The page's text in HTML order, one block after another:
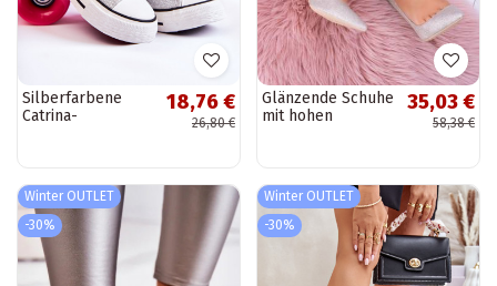
Silberfarbene
Catrina-
18,76 €
26,80 €
Glänzende Schuhe
mit hohen
35,03 €
58,38 €
Winter OUTLET
-30%
Winter OUTLET
-30%